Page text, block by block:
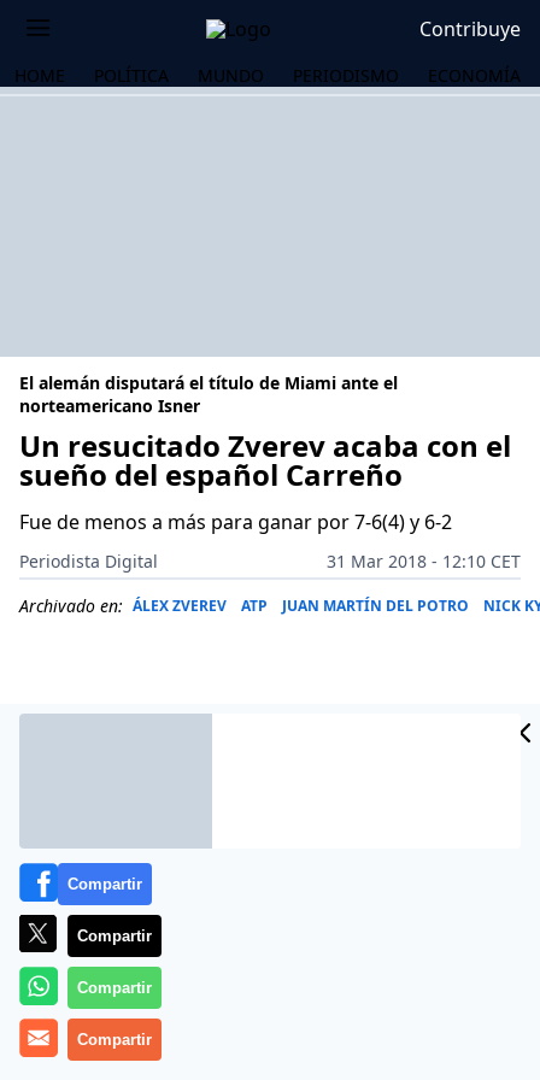
Contribuye
HOME POLÍTICA MUNDO PERIODISMO ECONOMÍA
El alemán disputará el título de Miami ante el
norteamericano Isner
Un resucitado Zverev acaba con el
sueño del español Carreño
Fue de menos a más para ganar por 7-6(4) y 6-2
Periodista Digital
31 Mar 2018 - 12:10 CET
Archivado en: ÁLEX ZVEREV ATP JUAN MARTÍN DEL POTRO NICK
Tiene todavía agujeros e irregularidades, pero va
camino Alexander Zvered de la cumbre del tenis
mundial.
Compartir
Compartir
Compartir
Compartir